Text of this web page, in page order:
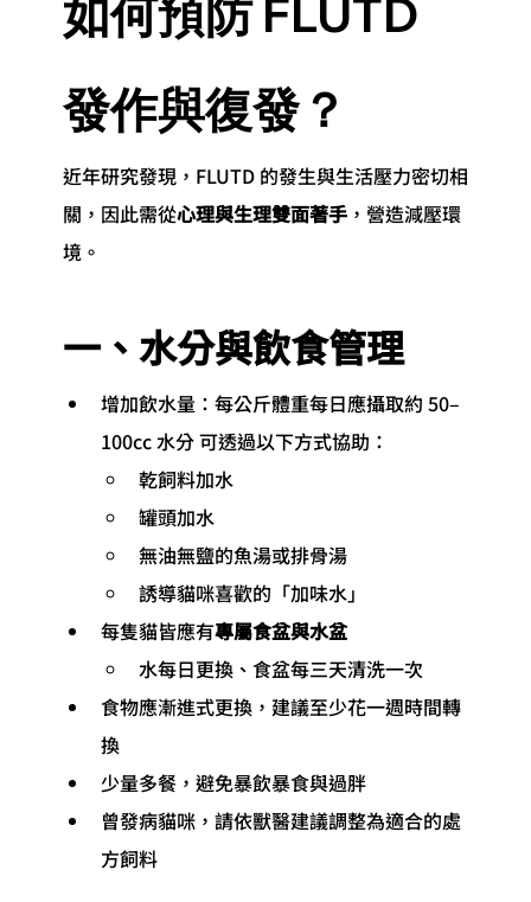
如何預防 FLUTD
發作與復發？
近年研究發現，FLUTD 的發生與生活壓力密切相
關，因此需從心理與生理雙面著手 ，營造減壓環
境。
一、水分與飲食管理
增加飲水量：每公斤體重每日應攝取約 50–
100cc 水分 可透過以下方式協助：
乾飼料加水
罐頭加水
無油無鹽的魚湯或排骨湯
誘導貓咪喜歡的「加味水」
每隻貓皆應有專屬食盆與水盆
水每日更換、食盆每三天清洗一次
食物應漸進式更換，建議至少花一週時間轉
換
少量多餐，避免暴飲暴食與過胖
曾發病貓咪，請依獸醫建議調整為適合的處
方飼料